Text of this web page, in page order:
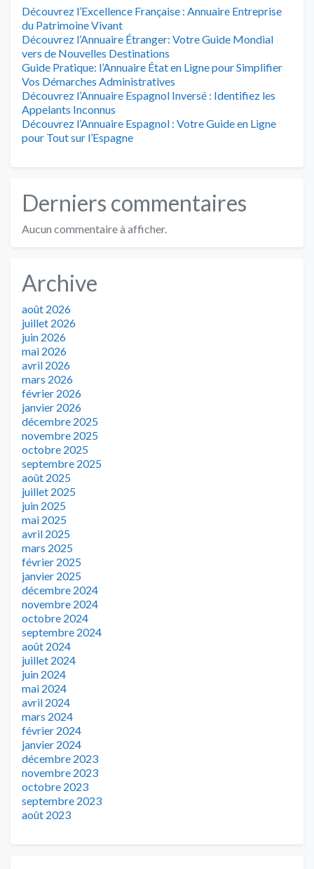
Découvrez l’Excellence Française : Annuaire Entreprise
du Patrimoine Vivant
Découvrez l’Annuaire Étranger: Votre Guide Mondial
vers de Nouvelles Destinations
Guide Pratique: l’Annuaire État en Ligne pour Simplifier
Vos Démarches Administratives
Découvrez l’Annuaire Espagnol Inversé : Identifiez les
Appelants Inconnus
Découvrez l’Annuaire Espagnol : Votre Guide en Ligne
pour Tout sur l’Espagne
Derniers commentaires
Aucun commentaire à afficher.
Archive
août 2026
juillet 2026
juin 2026
mai 2026
avril 2026
mars 2026
février 2026
janvier 2026
décembre 2025
novembre 2025
octobre 2025
septembre 2025
août 2025
juillet 2025
juin 2025
mai 2025
avril 2025
mars 2025
février 2025
janvier 2025
décembre 2024
novembre 2024
octobre 2024
septembre 2024
août 2024
juillet 2024
juin 2024
mai 2024
avril 2024
mars 2024
février 2024
janvier 2024
décembre 2023
novembre 2023
octobre 2023
septembre 2023
août 2023